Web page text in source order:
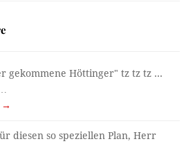
gekommene Höttinger" tz tz tz ...
→
diesen so speziellen Plan, Herr